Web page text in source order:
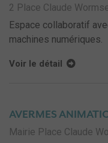
2 Place Claude
Espace collaboratif
machines numériques.
Voir le détail
AVERMES
Mairie Place Claude